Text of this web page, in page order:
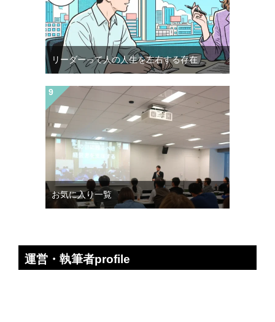
リーダーって人の人生を左右する存在
お気に入り一覧
運営・執筆者profile